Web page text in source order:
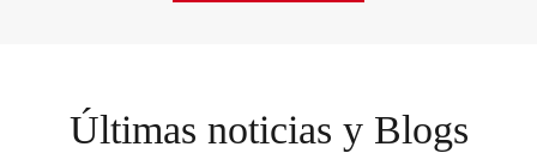
Últimas noticias y Blogs